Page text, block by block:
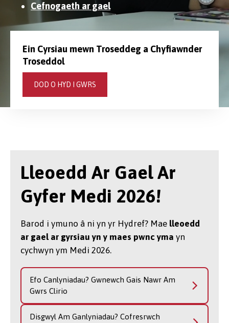
Cefnogaeth ar gael
Ein Cyrsiau mewn Troseddeg a Chyfiawnder
Troseddol
DOD O HYD I GWRS
Lleoedd Ar Gael Ar
Gyfer Medi 2026!
Barod i ymuno â ni yn yr Hydref? Mae lleoedd
ar gael ar gyrsiau yn y maes pwnc yma yn
cychwyn ym Medi 2026.
Efo Canlyniadau? Gwnewch Gais Nawr Am
Gwrs Clirio
Disgwyl Am Ganlyniadau? Cofresrwch